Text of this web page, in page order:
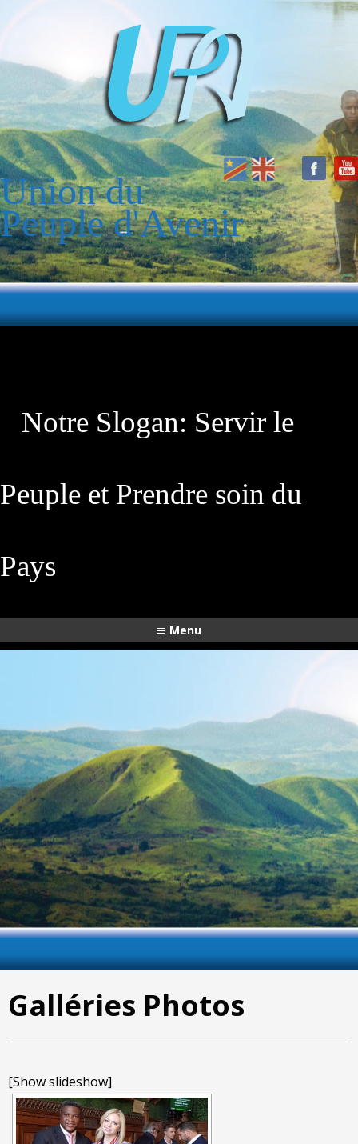
Union du
Peuple d'Avenir
Notre Slogan: Servir le
Peuple et Prendre soin du
Pays
Menu
Galléries Photos
[Show slideshow]